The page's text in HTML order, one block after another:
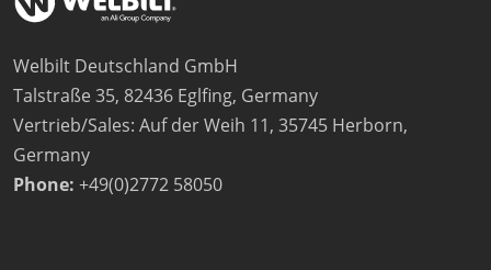
Welbilt Deutschland GmbH
Talstraße 35, 82436 Eglfing, Germany
Vertrieb/Sales: Auf der Weih 11, 35745 Herborn,
Germany
Phone: +49(0)2772 58050